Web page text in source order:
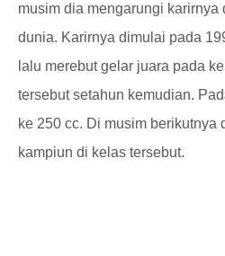
musim dia mengarungi karirnya
dunia. Karirnya dimulai pada
lalu merebut gelar juara pada
tersebut setahun kemudian.
ke 250 cc. Di musim berikutnya
kampiun di kelas tersebut.